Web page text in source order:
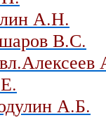
А.Н.
В.С.
А.Б.